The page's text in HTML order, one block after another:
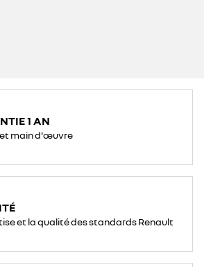
1 AN
main d'œuvre
et la qualité des standards Renault